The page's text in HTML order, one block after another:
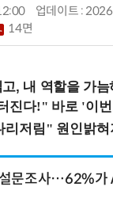
업데이트 :
14면
가늠하는 소수정예 실습 워
문조사…62%가